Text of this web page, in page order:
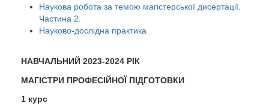
Наукова робота за темою магістерської дисертації.
Частина 2.
Науково-дослідна практика
НАВЧАЛЬНИЙ 2023-2024 РІК
МАГІСТРИ ПРОФЕСІЙНОЇ ПІДГОТОВКИ
1 курс